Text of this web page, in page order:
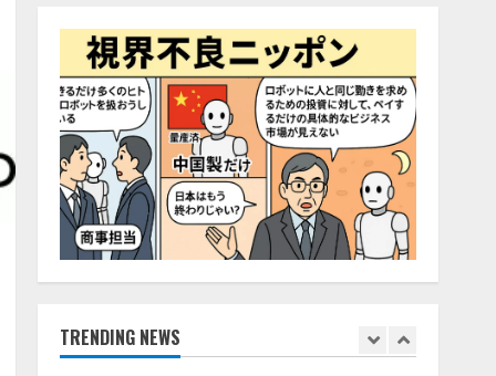
TRENDING NEWS
4
×5つのAIで実態調査を実施
2026/08/06/11:53:44
5
ZETAアライアンス、AIとIoT
の共創を推進する
「Agentic IoT Lab」を設立
2026/08/06/11:53:44
1
AI駆動開発の推進に向けて
「TinhVan Technologies